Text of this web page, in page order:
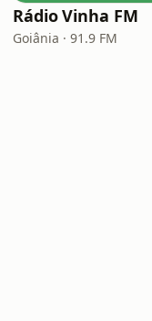
Rádio Vinha FM
Goiânia · 91.9 FM